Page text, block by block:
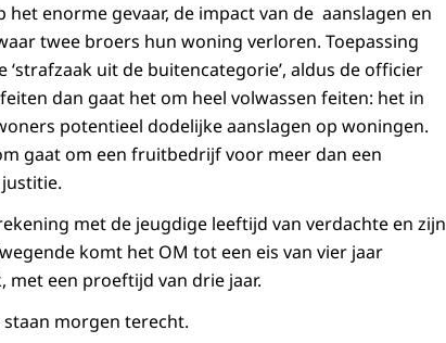
enorme gevaar, de impact van de aanslagen en
twee broers hun woning verloren. Toepassing
uit de buitencategorie’, aldus de officier
dan gaat het om heel volwassen feiten: het in
potentieel dodelijke aanslagen op woningen.
gaat om een fruitbedrijf voor meer dan een
met de jeugdige leeftijd van verdachte en zijn
komt het OM tot een eis van vier jaar
met een proeftijd van drie jaar.
staan morgen terecht.